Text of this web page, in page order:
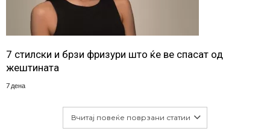
7 стилски и брзи фризури што ќе ве спасат од
жештината
7 дена
Вчитај повеќе поврзани статии